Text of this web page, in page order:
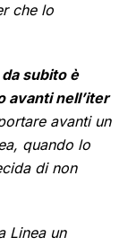
che lo
subito è
avanti nell’iter
avanti un
quando lo
di non
Linea un